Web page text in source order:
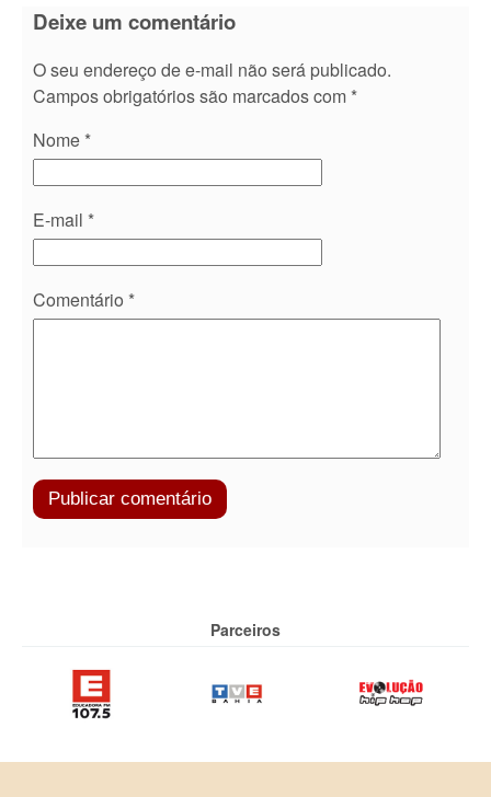
Deixe um comentário
O seu endereço de e-mail não será publicado.
Campos obrigatórios são marcados com *
Nome *
E-mail *
Comentário *
Parceiros